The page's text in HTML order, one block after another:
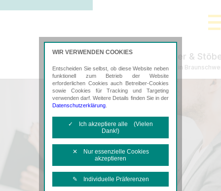
Tischer &
Steuerberatung in
WIR VERWENDEN COOKIES
Entscheiden Sie selbst, ob diese Website neben
funktionell zum Betrieb der Website
erforderlichen Cookies auch Betreiber-Cookies
sowie Cookies für Tracking und Targeting
verwenden darf. Weitere Details finden Sie in der
Datenschutzerklärung
✓ Ich akzeptiere alle (Vielen
Dank!)
✕ Nur essenzielle Cookies
akzeptieren
✎ Individuelle Präferenzen